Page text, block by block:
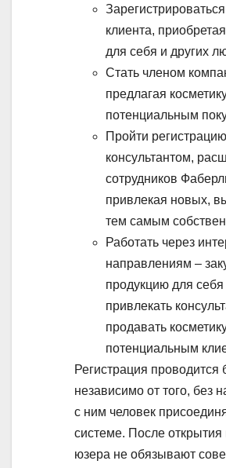
клиента,
для себя и других
Стать членом
предлагая
потенциальным
Пройти регистрацию
консультантом,
сотрудников
привлекая новых,
тем самым
Работать через
направлениям –
продукцию для
привлекать
продавать
потенциальным
Регистрация проводится
независимо от того, без
с ним человек
системе. После
юзера не обязывают